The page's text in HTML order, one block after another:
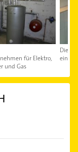
für Elektro,
und Gas
Die
einem